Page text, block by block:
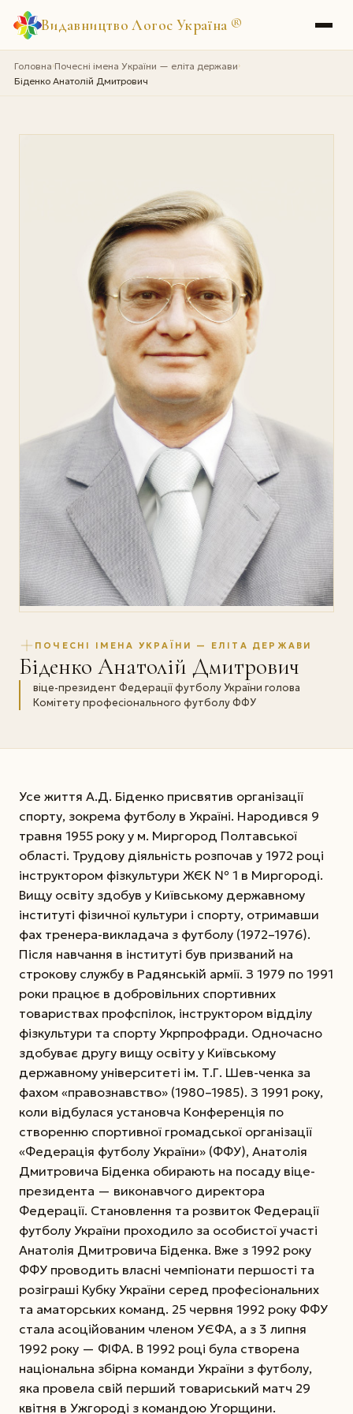
Видавництво Логос Україна ®
Головна›Почесні імена України — еліта держави›
Біденко Анатолій Дмитрович
ПОЧЕСНІ ІМЕНА УКРАЇНИ — ЕЛІТА ДЕРЖАВИ
Біденко Анатолій Дмитрович
віце-президент Федерації футболу України голова
Комітету професіонального футболу ФФУ
Усе життя А.Д. Біденко присвятив організації
спорту, зокрема футболу в Україні. Народився 9
травня 1955 року у м. Миргород Полтавської
області. Трудову діяльність розпочав у 1972 році
інструктором фізкультури ЖЄК № 1 в Миргороді.
Вищу освіту здобув у Київському державному
інституті фізичної культури і спорту, отримавши
фах тренера-викладача з футболу (1972–1976).
Після навчання в інституті був призваний на
строкову службу в Радянській армії. З 1979 по 1991
роки працює в добровільних спортивних
товариствах профспілок, інструктором відділу
фізкультури та спорту Укр­профради. Одночасно
здобуває другу вищу освіту у Київському
державному університеті ім. Т.Г. Шев-ченка за
фахом «правознавство» (1980–1985). З 1991 року,
коли відбулася установча Конференція по
створенню спортивної громадської організації
«Федерація футболу України» (ФФУ), Анатолія
Дмитровича Біденка обирають на посаду віце-
президента — виконавчого директора
Федерації. Становлення та розвиток Федерації
футболу України проходило за особистої участі
Анатолія Дмитровича Біденка. Вже з 1992 року
ФФУ проводить власні чемпіонати першості та
розіграші Кубку України серед професіональних
та аматорських команд. 25 червня 1992 року ФФУ
стала асоційованим членом УЄФА, а з 3 липня
1992 року — ФІФА. В 1992 році була створена
національна збірна команди України з футболу,
яка провела свій перший товариський матч 29
квітня в Ужгороді з командою Угорщини.